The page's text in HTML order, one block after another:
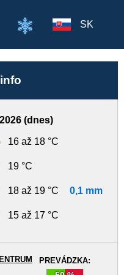
SK
- zábava pre
(dnes)
16 až 18 °C
19 °C
18 až 19 °C 0,1 mm
15 až 17 °C
PREVÁDZKA: